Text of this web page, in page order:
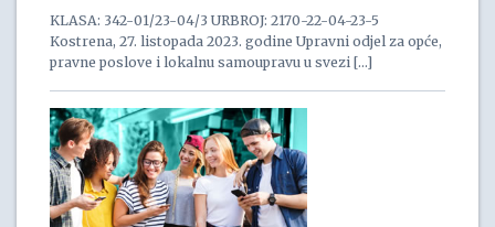
KLASA: 342-01/23-04/3 URBROJ: 2170-22-04-23-5
Kostrena, 27. listopada 2023. godine Upravni odjel za opće,
pravne poslove i lokalnu samoupravu u svezi […]